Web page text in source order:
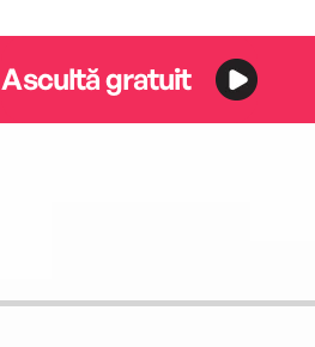
Ascultă gratuit